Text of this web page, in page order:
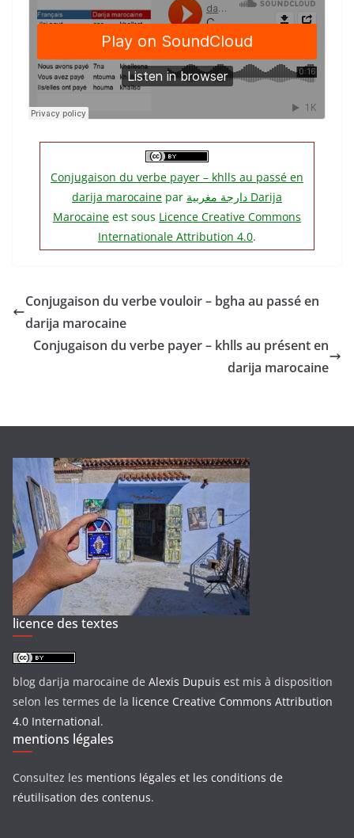
Conjugaison du verbe payer – khlls au passé en
darija marocainepar دارجة مغربية‎ Darija
Marocaineest sous Licence Creative Commons
Internationale Attribution 4.0.
Conjugaison du verbe vouloir – bgha au passé en
darija marocaine
Conjugaison du verbe payer – khlls au présent en
darija marocaine
licence des textes
blog darija marocaine de Alexis Dupuis est mis à disposition
selon les termes de la licence Creative Commons Attribution
4.0 International.
mentions légales
Consultez les mentions légales et les conditions de
réutilisation des contenus.